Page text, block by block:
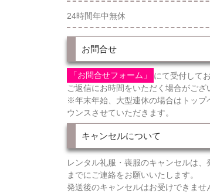
24時間年中無休
お問合せ
「お問合せフォーム」
にて受付して
ご返信にお時間をいただく場合がござ
※年末年始、大型連休の場合はトップ
ウンスさせていただきます。
キャンセルについて
レンタル礼服・喪服のキャンセルは、
までにご連絡をお願いいたします。
発送後のキャンセルはお受けできませ